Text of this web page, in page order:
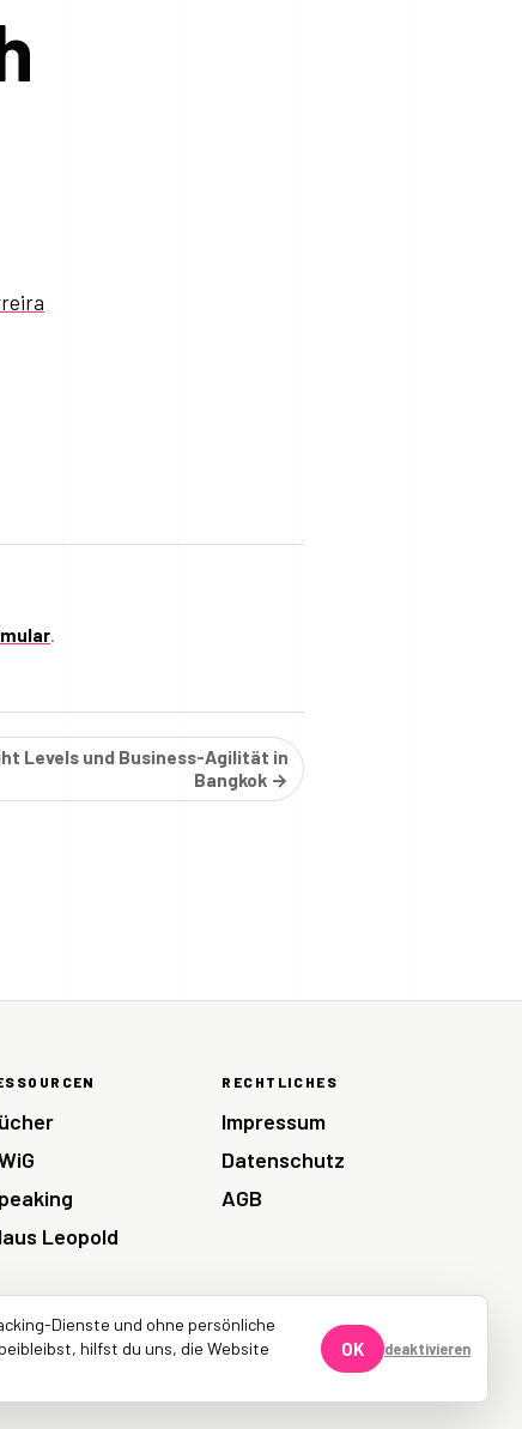
.
Levels und Business-Agilität in
Bangkok →
Leopold
RECHTLICHES
Impressum
Datenschutz
AGB
Dienste und ohne persönliche
hilfst du uns, die Website
OK deaktivieren